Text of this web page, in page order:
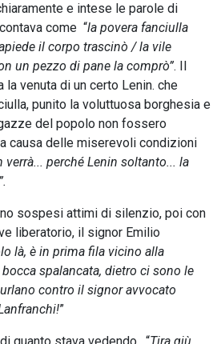
e intese le parole di
come “la povera fanciulla
il corpo trascinò / la vile
un pezzo di pane la comprò”. II
la venuta di un certo Lenin. che
punito la voluttuosa borghesia e
del popolo non fossero
causa delle miserevoli condizioni
verrà... perché Lenin soltanto... la
sospesi attimi di silenzio, poi con
liberatorio, il signor Emilio
là, è in prima fila vicino alla
bocca spalancata, dietro ci sono le
contro il signor avvocato
”